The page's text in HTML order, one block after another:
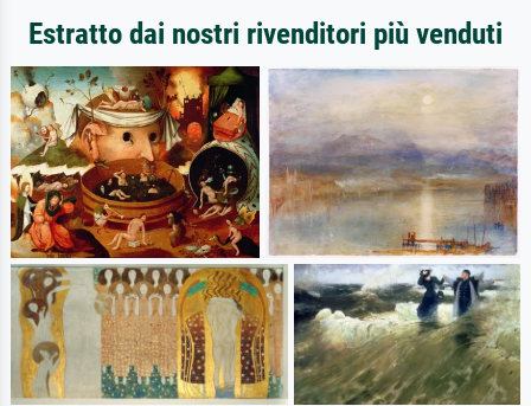
Estratto dai nostri rivenditori più venduti